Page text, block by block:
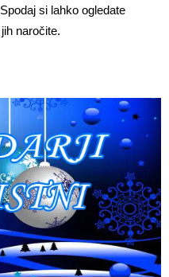
si lahko ogledate
naročite.